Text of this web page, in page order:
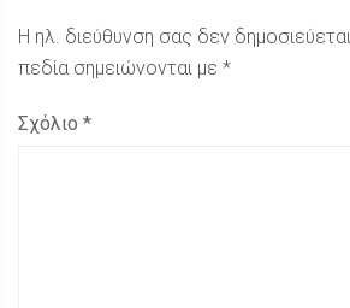
Η ηλ. διεύθυνση σας δεν δημοσιεύεται.
πεδία σημειώνονται με *
Σχόλιο *